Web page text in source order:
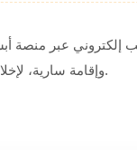
إلكتروني عبر منصة
وإقامة سارية، لإخلاء مسؤوليته القانونية والمالية بشكل كامل.